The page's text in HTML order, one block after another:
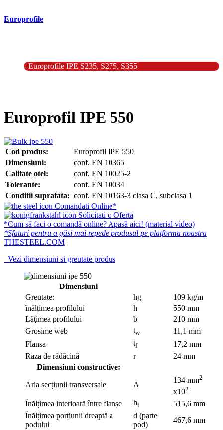
Europrofile
- Europrofile IPE S235, S275, S355
Europrofil IPE 550
Cod produs:
Europrofil IPE 550
Dimensiuni:
conf. EN 10365
Calitate otel:
conf. EN 10025-2
Tolerante:
conf. EN 10034
Conditii suprafata: conf. EN 10163-3 clasa C, subclasa 1
Comandati Online*
Solicitati o Oferta
*Cum să faci o comandă online? Apasă aici! (material video)
*Sfaturi pentru a găsi mai repede produsul pe platforma noastra
THESTEEL.COM
Vezi dimensiuni si greutate produs
Dimensiuni
Greutate:
hg
109 kg/m
înălțimea profilului
h
550 mm
Lăţimea profilului
b
210 mm
Grosime web
tw
11,1 mm
Flansa
tf
17,2 mm
Raza de rădăcină
r
24 mm
Dimensiuni constructive:
Aria secțiunii transversale A
134 mm2
x102
Înălțimea interioară între flanșe hi
515,6 mm
Înălțimea porțiunii dreaptă a
podului
d (parte
pod)
467,6 mm